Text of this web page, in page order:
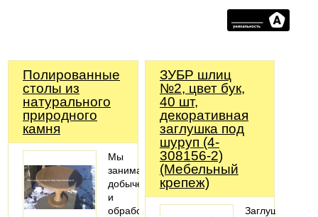
Полированные
столы из
натурального
природного
камня
Мы
занимаемся
добычей
и
обработкой
ЗУБР шлиц
№2, цвет бук,
40 шт,
декоративная
заглушка под
шуруп (4-
308156-2)
(Мебельный
крепеж)
Заглушка